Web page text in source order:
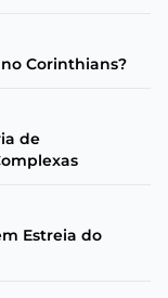
Corinthians?
de
Estreia do